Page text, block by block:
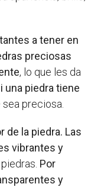
a tener en
preciosas
, lo que les da
una piedra tiene
preciosa.
de la piedra. Las
vibrantes y
Por
y